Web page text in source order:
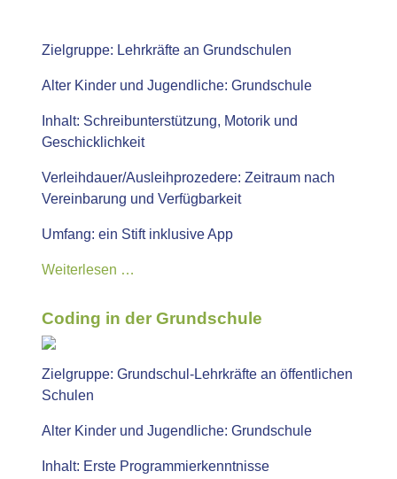
Zielgruppe: Lehrkräfte an Grundschulen
Alter Kinder und Jugendliche: Grundschule
Inhalt: Schreibunterstützung, Motorik und
Geschicklichkeit
Verleihdauer/Ausleihprozedere: Zeitraum nach
Vereinbarung und Verfügbarkeit
Umfang: ein Stift inklusive App
Weiterlesen …
Coding in der Grundschule
Zielgruppe: Grundschul-Lehrkräfte an öffentlichen
Schulen
Alter Kinder und Jugendliche: Grundschule
Inhalt: Erste Programmierkenntnisse